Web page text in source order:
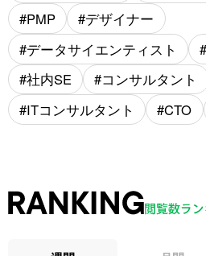
PMP
デザイナー
データサイエンティスト
社内SE
コンサルタント
ITコンサルタント
CTO